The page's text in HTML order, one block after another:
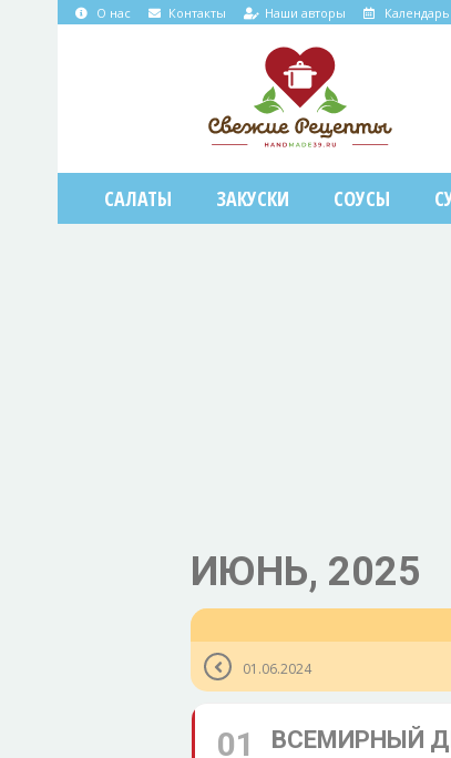
О нас Контакты Наши авторы
САЛАТЫ ЗАКУСКИ СОУСЫ
ИЮНЬ, 2025
01.06.2024
01 ВСЕМИРНЫЙ